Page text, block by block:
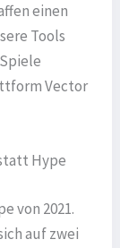
einen
Tools
Vector
Hype
von 2021.
auf zwei